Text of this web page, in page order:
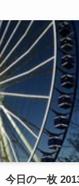
今日の一枚